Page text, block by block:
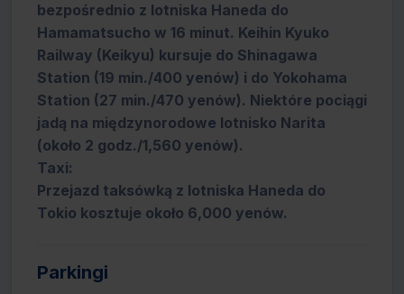
bezpośrednio z lotniska Haneda do
Hamamatsucho w 16 minut. Keihin Kyuko
Railway (Keikyu) kursuje do Shinagawa
Station (19 min./400 yenów) i do Yokohama
Station (27 min./470 yenów). Niektóre pociągi
jadą na międzynorodowe lotnisko Narita
(około 2 godz./1,560 yenów).
Taxi:
Przejazd taksówką z lotniska Haneda do
Tokio kosztuje około 6,000 yenów.
Parkingi